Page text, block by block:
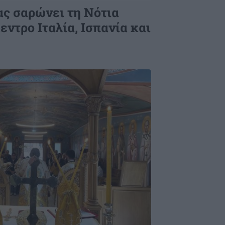
σαρώνει τη Νότια
Ιταλία, Ισπανία και